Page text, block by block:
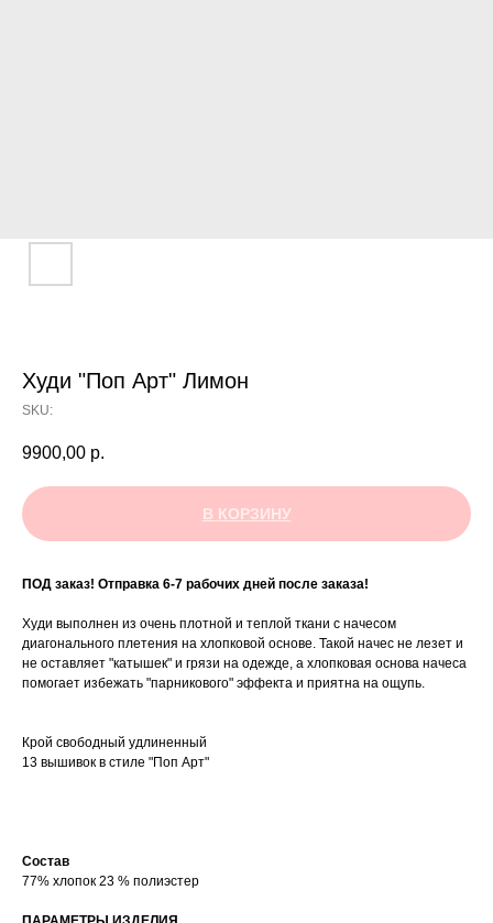
Худи "Поп Арт" Лимон
SKU:
9900,00 р.
В КОРЗИНУ
ПОД заказ! Отправка 6-7 рабочих дней после заказа!
Худи выполнен из очень плотной и теплой ткани с начесом
диагонального плетения на хлопковой основе. Такой начес не лезет и
не оставляет "катышек" и грязи на одежде, а хлопковая основа начеса
помогает избежать "парникового" эффекта и приятна на ощупь.
Крой свободный удлиненный
13 вышивок в стиле "Поп Арт"
Состав
77% хлопок 23 % полиэстер